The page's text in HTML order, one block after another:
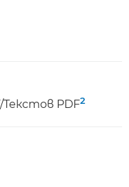
Текстов PDF2